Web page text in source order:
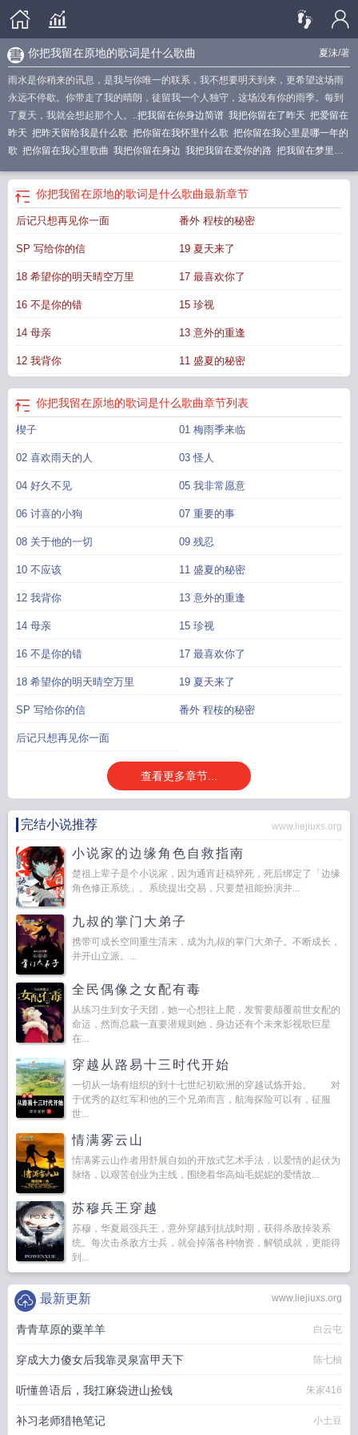
夏沫/著
你把我留在原地的歌词是什么歌曲
雨水是你稍来的讯息，是我与你唯一的联系，我不想要明天到来，更希望这场雨
永远不停歇。你带走了我的晴朗，徒留我一个人独守，这场没有你的雨季。每到
了夏天，我就会想起那个人。..把我留在你身边简谱 我把你留在了昨天 把爱留在
昨天 把昨天留给我是什么歌 把你留在我怀里什么歌 把你留在我心里是哪一年的
歌 把你留在我心里歌曲 我把你留在身边 我把我留在爱你的路 把我留在梦里简
你留在昨天的英文
我把你留下来什么歌 我把你留在昨天是什么歌
里 把昨天都留给你现在你在我眼前
留在我身边我把你留在心里这首歌的名字我把你留在我心里
在生命里是什么歌
我把你留在身边是什么歌我想把你留在昨天
里歌曲把你留在我心里把昨天留给我 你把我留在了梦里
边是什么歌我把你留在我身边 我把你留在这里
你把我留在原地的歌词是什么歌曲最新章节
后记只想再见你一面 番外 程桉的秘密
SP 写给你的信 19 夏天来了
18 希望你的明天晴空万里 17 最喜欢你了
16 不是你的错 15 珍视
14 母亲 13 意外的重逢
12 我背你 11 盛夏的秘密
你把我留在原地的歌词是什么歌曲章节列表
楔子 01 梅雨季来临
02 喜欢雨天的人 03 怪人
04 好久不见 05 我非常愿意
06 讨喜的小狗 07 重要的事
08 关于他的一切 09 残忍
10 不应该 11 盛夏的秘密
12 我背你 13 意外的重逢
14 母亲 15 珍视
16 不是你的错 17 最喜欢你了
18 希望你的明天晴空万里 19 夏天来了
SP 写给你的信 番外 程桉的秘密
后记只想再见你一面
查看更多章节...
完结小说推荐 www.liejiuxs.org
小说家的边缘角色自救指南
楚祖上辈子是个小说家，因为通宵赶稿猝死，死后绑定了「边缘
角色修正系统」。系统提出交易，只要楚祖能扮演并...
九叔的掌门大弟子
携带可成长空间重生清末，成为九叔的掌门大弟子。不断成长，
并开山立派。...
全民偶像之女配有毒
从练习生到女子天团，她一心想往上爬，发誓要颠覆前世女配的
命运，然而总裁一直要潜规则她，身边还有个未来影视歌巨星
在...
穿越从路易十三时代开始
一切从一场有组织的到十七世纪初欧洲的穿越试炼开始。 对
于优秀的赵红军和他的三个兄弟而言，航海探险可以有，征服
世...
情满雾云山
情满雾云山作者用舒展自如的开放式艺术手法，以爱情的起伏为
脉络，以艰苦创业为主线，围绕着华高灿毛妮妮的爱情故...
苏穆兵王穿越
苏穆，华夏最强兵王，意外穿越到抗战时期，获得杀敌掉装系
统。每次击杀敌方士兵，就会掉落各种物资，解锁成就，更能得
到...
www.liejiuxs.org
最新更新
青青草原的粟羊羊 白云屯
穿成大力傻女后我靠灵泉富甲天下 陈七柚
听懂兽语后，我扛麻袋进山捡钱 朱家416
补习老师猎艳笔记 小土豆